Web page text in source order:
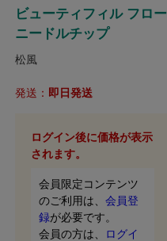
ビューティフィル フロー
ニードルチップ
松風
発送： 即日発送
ログイン後に価格が表示
されます。
会員限定コンテンツ
のご利用は、 会員登
録が必要です。
会員の方は、
ログイ